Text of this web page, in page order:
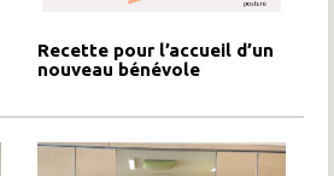
Recette pour l’accueil d’un
nouveau bénévole